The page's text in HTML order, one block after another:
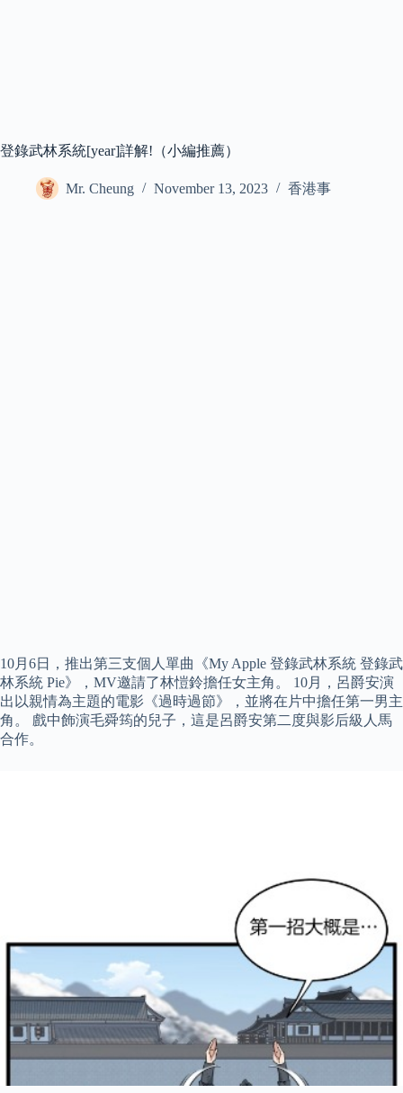
登錄武林系統[year]詳解!（小編推薦）
Mr. Cheung November 13, 2023 香港事
10月6日，推出第三支個人單曲《My Apple 登錄武林系統 登錄武
林系統 Pie》，MV邀請了林愷鈴擔任女主角。 10月，呂爵安演
出以親情為主題的電影《過時過節》，並將在片中擔任第一男主
角。 戲中飾演毛舜筠的兒子，這是呂爵安第二度與影后級人馬
合作。